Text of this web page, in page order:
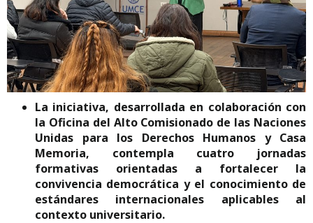
La iniciativa, desarrollada en colaboración con
la Oficina del Alto Comisionado de las Naciones
Unidas para los Derechos Humanos y Casa
Memoria, contempla cuatro jornadas
formativas orientadas a fortalecer la
convivencia democrática y el conocimiento de
estándares internacionales aplicables al
contexto universitario.